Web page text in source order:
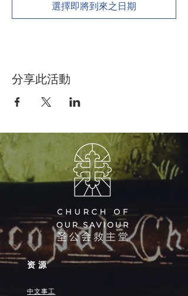
選擇即將到來之日期
分享此活動
资源
中文事工